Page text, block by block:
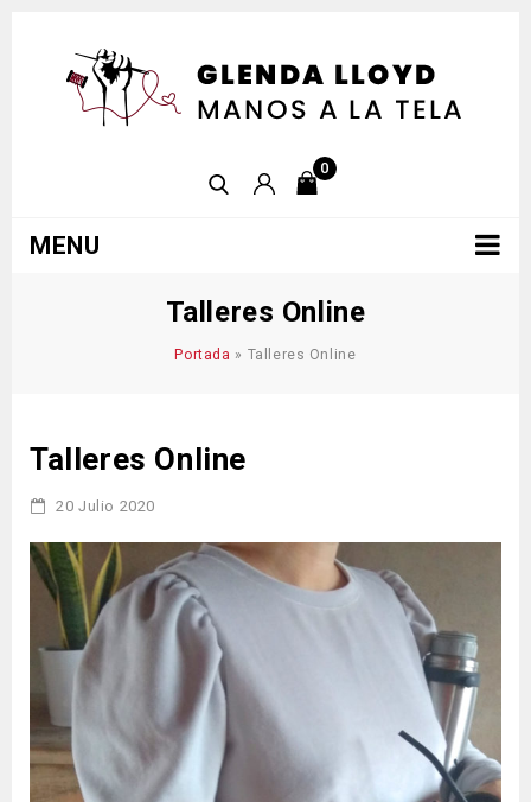
0
MENU
Talleres Online
Portada » Talleres Online
Talleres Online
20 Julio 2020